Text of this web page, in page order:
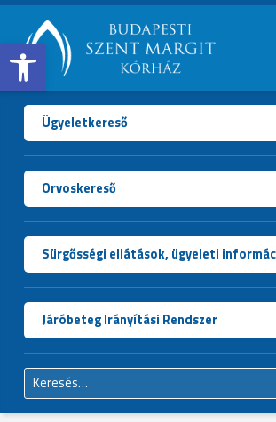
Open toolbar
BUDAPESTI
SZENT
MARGIT
KÓRHÁZ
Ügyeletkereső
Orvoskereső
Sürgősségi ellátások, ügyeleti
Járóbeteg Irányítási Rendszer
Keresés: